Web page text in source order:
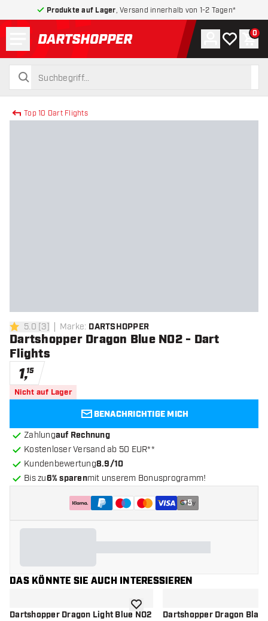
Produkte auf Lager , Versand innerhalb von 1-2 Tagen*
zurück zur Startseite
suchen
suchen
Konto
Meine 0
Top 10 Dart Flights
5 Bewertungssterne
5.0 [3] Marke: DARTSHOPPER
Dartshopper Dragon Blue NO2 - Dart
Flights
1,15
Nicht auf Lager
BENACHRICHTIGE MICH
Zahlungauf Rechnung
Kostenloser Versand ab 50 EUR**
Kundenbewertung8.9/10
Bis zu6% sparenmit unserem Bonusprogramm!
+5
DAS KÖNNTE SIE AUCH INTERESSIEREN
Dartshopper Dragon Light Blue NO2Zur Wunschliste hinzufügen
Dartshopper Dragon